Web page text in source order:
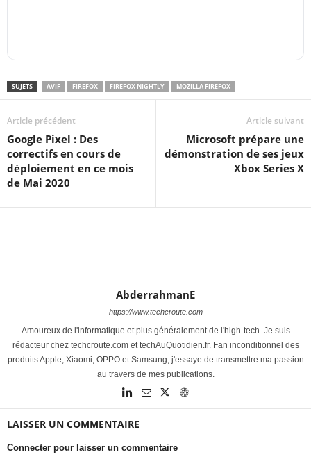
SUJETS AVIF FIREFOX FIREFOX NIGHTLY MOZILLA FIREFOX
Article précédent
Google Pixel : Des
correctifs en cours de
déploiement en ce mois
de Mai 2020
Article suivant
Microsoft prépare une
démonstration de ses jeux
Xbox Series X
AbderrahmanE
https://www.techcroute.com
Amoureux de l'informatique et plus généralement de l'high-tech. Je suis
rédacteur chez techcroute.com et techAuQuotidien.fr. Fan inconditionnel des
produits Apple, Xiaomi, OPPO et Samsung, j'essaye de transmettre ma passion
au travers de mes publications.
LAISSER UN COMMENTAIRE
Connecter pour laisser un commentaire